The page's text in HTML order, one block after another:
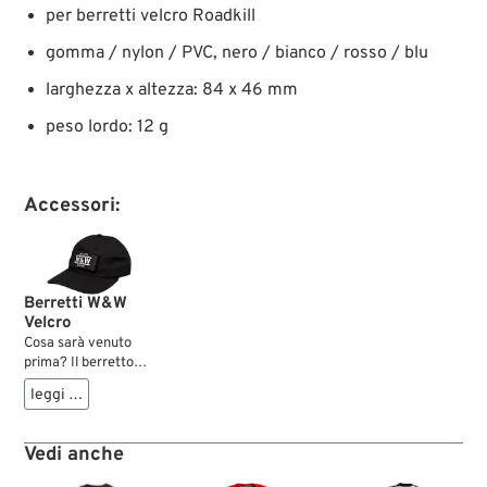
per berretti velcro Roadkill
gomma / nylon / PVC, nero / bianco / rosso / blu
larghezza x altezza: 84 x 46 mm
peso lordo: 12 g
Accessori:
Berretti W&W
Velcro
Cosa sarà venuto
prima? Il berretto
con velcro per poter
applicare patch
momento – oppure
l'idea di mandare al
mondo circostante
leggi …
Vedi anche